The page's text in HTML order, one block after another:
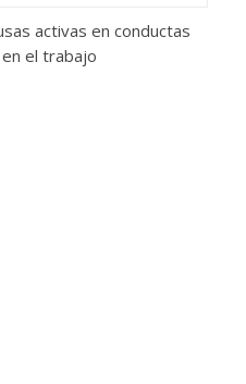
activas en conductas
el trabajo